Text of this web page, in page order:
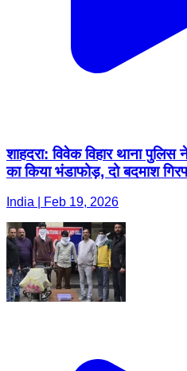
शाहदरा: विवेक विहार थाना पुलिस
का किया भंडाफोड़, दो बदमाश
India | Feb 19, 2026